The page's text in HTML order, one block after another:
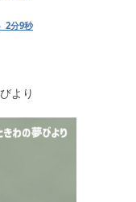
2分9秒
より